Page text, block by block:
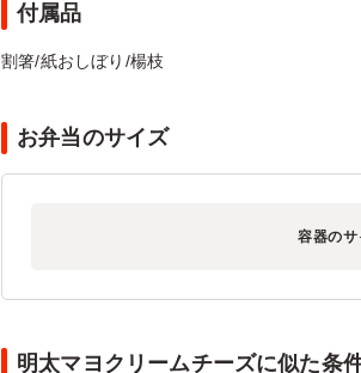
付属品
割箸/紙おしぼり/楊枝
お弁当のサイズ
容器の
明太マヨクリームチーズに似た条